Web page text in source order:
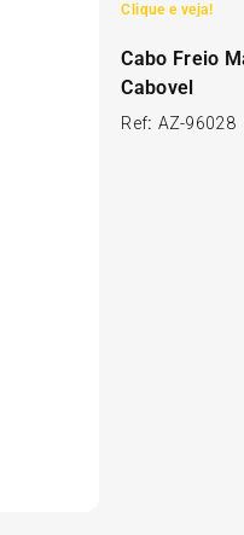
Clique e veja!
Cabo Freio
Cabovel
Ref: AZ-96028
175 65r14
Kit 4 Pneu